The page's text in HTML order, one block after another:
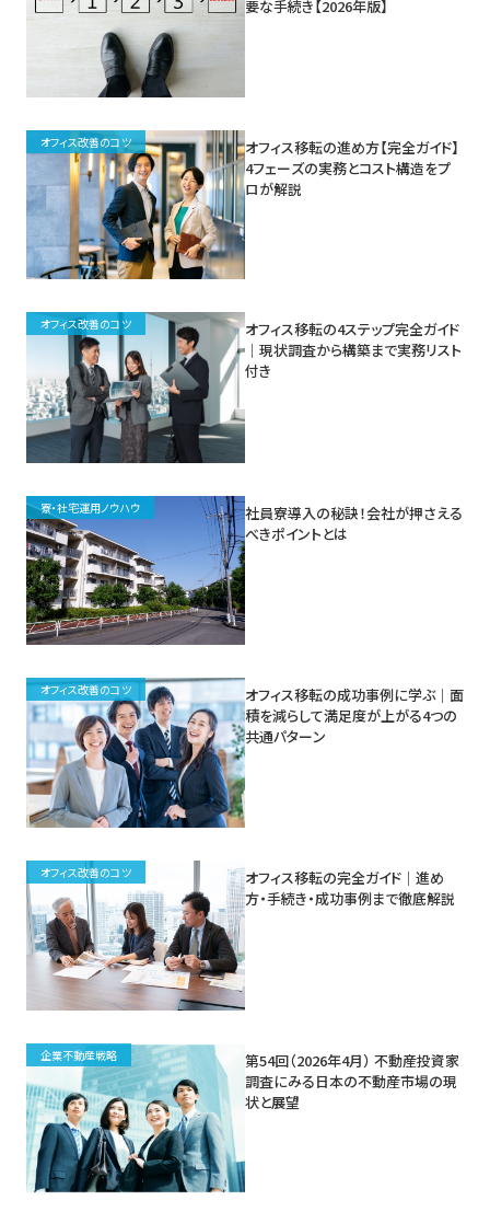
要な手続き【2026年版】
オフィス改善のコツ
オフィス移転の進め方【完全ガイド】
4フェーズの実務とコスト構造をプ
ロが解説
オフィス改善のコツ
オフィス移転の4ステップ完全ガイド
｜現状調査から構築まで実務リスト
付き
寮・社宅運用ノウハウ
社員寮導入の秘訣！会社が押さえる
べきポイントとは
オフィス改善のコツ
オフィス移転の成功事例に学ぶ｜面
積を減らして満足度が上がる4つの
共通パターン
オフィス改善のコツ
オフィス移転の完全ガイド｜進め
方・手続き・成功事例まで徹底解説
企業不動産戦略
第54回（2026年4月） 不動産投資家
調査にみる日本の不動産市場の現
状と展望